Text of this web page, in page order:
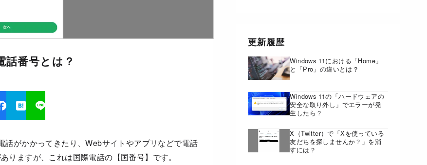
話番号とは？
話がかかってきたり、Webサイトやアプリなどで電話
ますが、これは国際電話の【国番号】です。
更新履歴
Windows 11における「Home」
と「Pro」の違いとは？
Windows 11の「ハードウェアの
安全な取り外し」でエラーが発
生したら？
X（Twitter）で「Xを使っている
友だちを探しませんか？」を消
すには？